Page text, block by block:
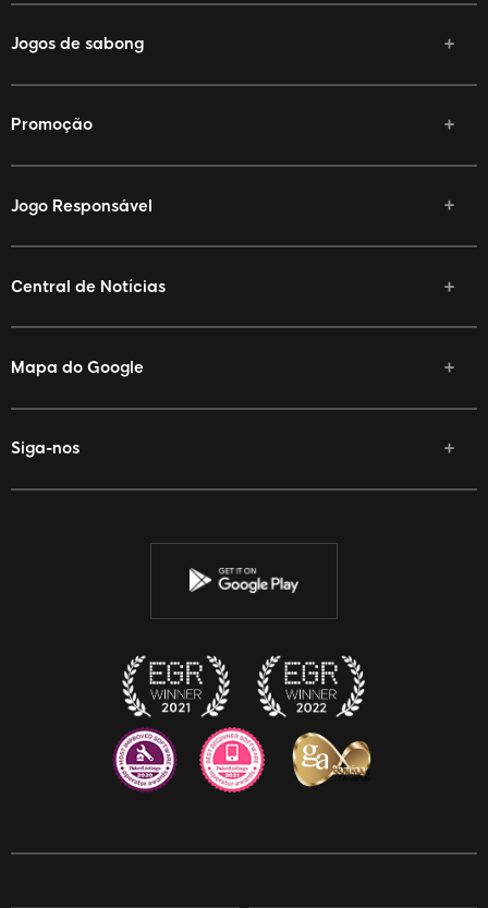
Jogos de sabong
Promoção
Jogo Responsável
Central de Notícias
Mapa do Google
Siga-nos
Facebook